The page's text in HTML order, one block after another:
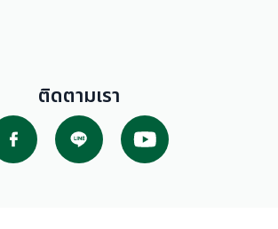
ติดตามเรา